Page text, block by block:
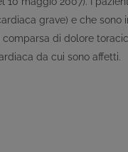
grave) e che
di dolore
da cui sono affetti.